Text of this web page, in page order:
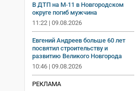
В ДТП на М‑11 в Новгородском
округе погиб мужчина
11:22 | 09.08.2026
Евгений Андреев больше 60 лет
посвятил строительству и
развитию Великого Новгорода
10:46 | 09.08.2026
РЕКЛАМА